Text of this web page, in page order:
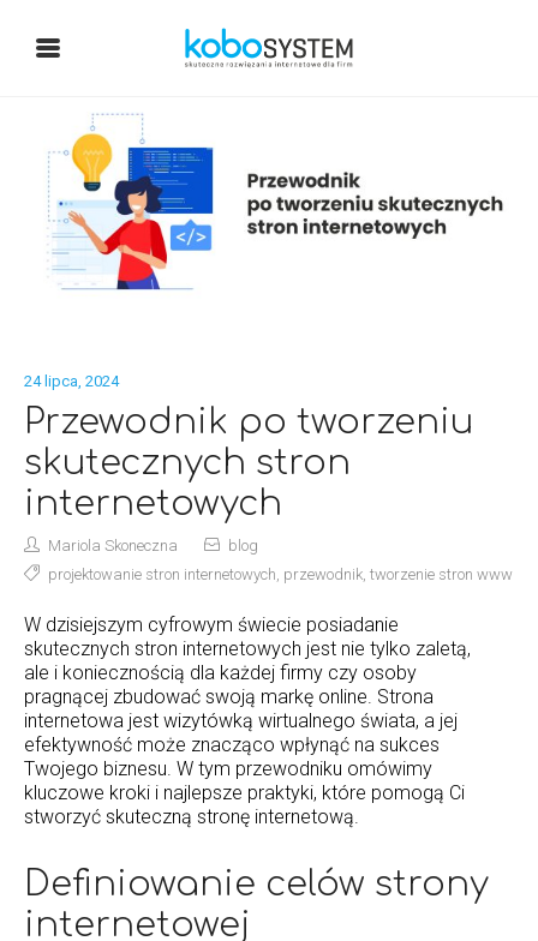
24 lipca, 2024
Przewodnik po tworzeniu
skutecznych stron
internetowych
Mariola Skoneczna
blog
projektowanie stron internetowych, przewodnik, tworzenie stron www
W dzisiejszym cyfrowym świecie posiadanie
skutecznych stron internetowych jest nie tylko zaletą,
ale i koniecznością dla każdej firmy czy osoby
pragnącej zbudować swoją markę online. Strona
internetowa jest wizytówką wirtualnego świata, a jej
efektywność może znacząco wpłynąć na sukces
Twojego biznesu. W tym przewodniku omówimy
kluczowe kroki i najlepsze praktyki, które pomogą Ci
stworzyć skuteczną stronę internetową.
Definiowanie celów strony
internetowej